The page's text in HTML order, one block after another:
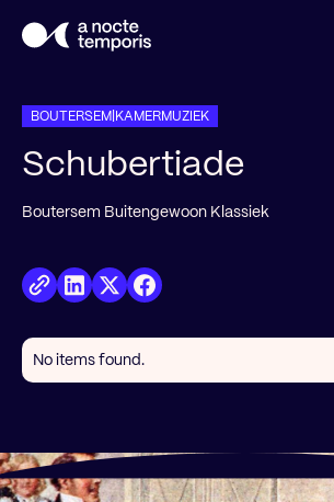
BOUTERSEM KAMERMUZIEK
Schubertiade
Boutersem Buitengewoon Klassiek
No items found.